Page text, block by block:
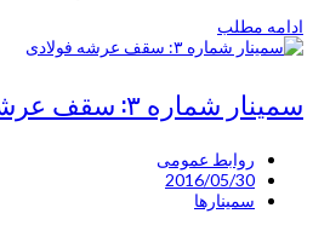
ادامه مطلب
سمینار شماره ۳: سقف عرشه فولادی
روابط عمومی
2016/05/30
سمینارها